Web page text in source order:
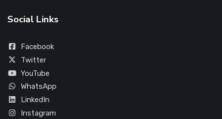
Social Links
Facebook
Twitter
YouTube
WhatsApp
LinkedIn
Instagram